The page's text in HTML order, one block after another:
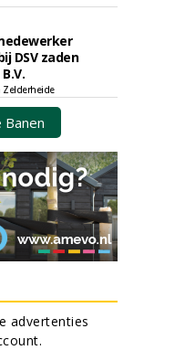
DSV zaden
Zelderheide
advertenties